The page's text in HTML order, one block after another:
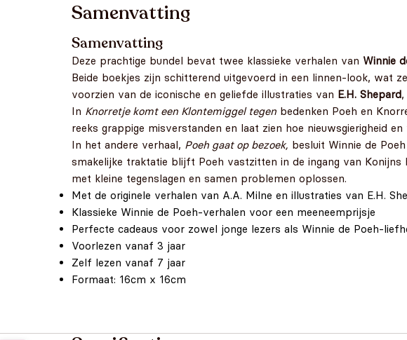
Samenvatting
Samenvatting
Deze prachtige bundel bevat twee klassieke verhalen van Winnie
Beide boekjes zijn schitterend uitgevoerd in een linnen-look, wat
voorzien van de iconische en geliefde illustraties van E.H. Shepard
In Knorretje komt een Klontemiggel tegen bedenken Poeh en
reeks grappige misverstanden en laat zien hoe nieuwsgierigheid
In het andere verhaal, Poeh gaat op bezoek, besluit Winnie de
smakelijke traktatie blijft Poeh vastzitten in de ingang van
met kleine tegenslagen en samen problemen oplossen.
Met de originele verhalen van A.A. Milne en illustraties van E.H.
Klassieke Winnie de Poeh-verhalen voor een meeneemprijsje
Perfecte cadeaus voor zowel jonge lezers als Winnie de Poeh-
Voorlezen vanaf 3 jaar
Zelf lezen vanaf 7 jaar
Formaat: 16cm x 16cm